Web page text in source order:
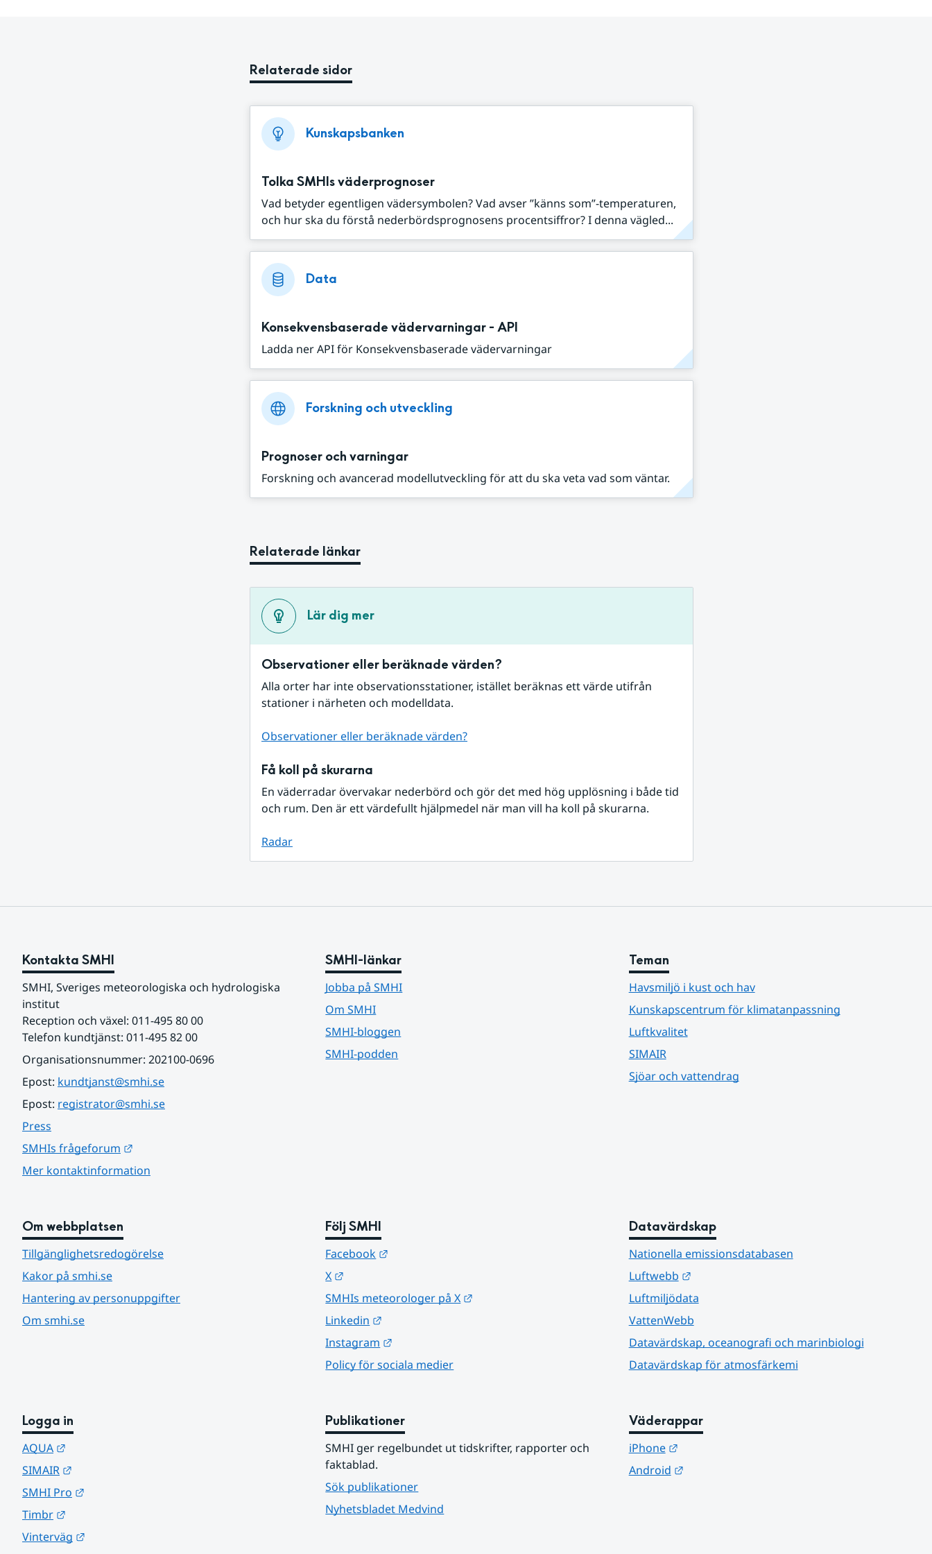
Relaterade sidor
Kunskapsbanken
Tolka SMHIs väderprognoser
Vad betyder egentligen vädersymbolen? Vad avser ”känns som”-temperaturen,
och hur ska du förstå nederbördsprognosens procentsiffror? I denna vägled...
Data
Konsekvensbaserade vädervarningar - API
Ladda ner API för Konsekvensbaserade vädervarningar
Forskning och utveckling
Prognoser och varningar
Forskning och avancerad modellutveckling för att du ska veta vad som väntar.
Relaterade länkar
Lär dig mer
Observationer eller beräknade värden?
Alla orter har inte observationsstationer, istället beräknas ett värde utifrån
stationer i närheten och modelldata.
Observationer eller beräknade värden?
Få koll på skurarna
En väderradar övervakar nederbörd och gör det med hög upplösning i både tid
och rum. Den är ett värdefullt hjälpmedel när man vill ha koll på skurarna.
Radar
Kontakta SMHI
SMHI, Sveriges meteorologiska och hydrologiska
institut
Reception och växel: 011-495 80 00
Telefon kundtjänst: 011-495 82 00
Organisationsnummer: 202100-0696
Epost: kundtjanst@smhi.se
Epost: registrator@smhi.se
Press
SMHIs frågeforum
Mer kontaktinformation
SMHI-länkar
Jobba på SMHI
Om SMHI
SMHI-bloggen
SMHI-podden
Teman
Havsmiljö i kust och hav
Kunskapscentrum för klimatanpassning
Luftkvalitet
SIMAIR
Sjöar och vattendrag
Om webbplatsen
Tillgänglighetsredogörelse
Kakor på smhi.se
Hantering av personuppgifter
Om smhi.se
Följ SMHI
Facebook
X
SMHIs meteorologer på X
Linkedin
Instagram
Policy för sociala medier
Datavärdskap
Nationella emissionsdatabasen
Luftwebb
Länk till annan webbplats.
Luftmiljödata
VattenWebb
Datavärdskap, oceanografi och marinbiologi
Datavärdskap för atmosfärkemi
Logga in
AQUA
SIMAIR
SMHI Pro
Timbr
Vinterväg
Publikationer
SMHI ger regelbundet ut tidskrifter, rapporter och
faktablad.
Sök publikationer
Nyhetsbladet Medvind
Väderappar
iPhone
Länk till annan webbplats.
Android
Länk till annan webbplats.